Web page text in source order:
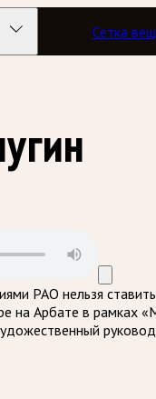
Сетка
Программы в
РАО нельзя
на Арбате в рамках